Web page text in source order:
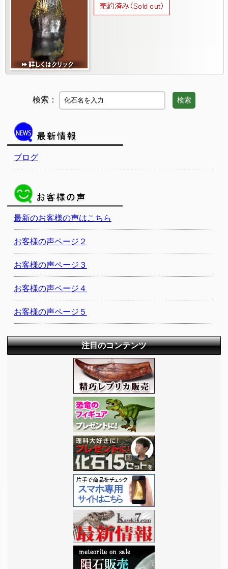
検索： 検索
ブログ
最新のお客様の声はこちら
お客様の声ページ２
お客様の声ページ３
お客様の声ページ４
お客様の声ページ５
注目のコンテンツ